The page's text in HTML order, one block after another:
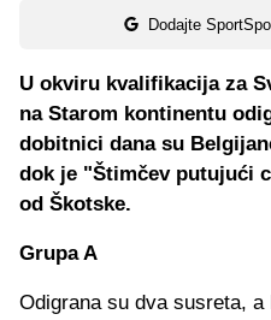
Dodajte
U okviru kvalifikacija za
na Starom kontinentu
dobitnici dana su
dok je "Štimčev putujući
od Škotske.
Grupa A
Odigrana su dva susreta,